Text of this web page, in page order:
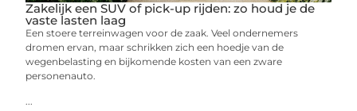
Zakelijk een SUV of pick-up rijden: zo houd je de
vaste lasten laag
Een stoere terreinwagen voor de zaak. Veel ondernemers
dromen ervan, maar schrikken zich een hoedje van de
wegenbelasting en bijkomende kosten van een zware
personenauto.
...